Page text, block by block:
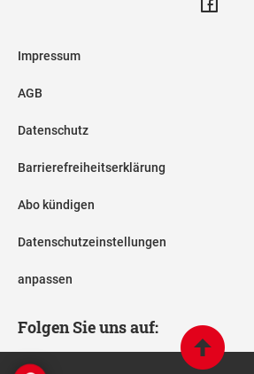
Impressum
AGB
Datenschutz
Barrierefreiheitserklärung
Abo kündigen
Datenschutzeinstellungen
anpassen
Folgen Sie uns auf: